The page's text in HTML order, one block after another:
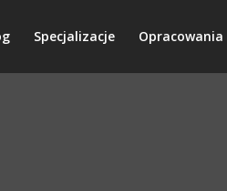
Specjalizacje Opracowania